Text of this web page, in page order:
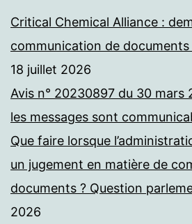
Critical Chemical Alliance :
communication de documents
18 juillet 2026
Avis n° 20230897 du 30 mars
les messages sont
Que faire lorsque
un jugement en matière de
documents ? Question
2026